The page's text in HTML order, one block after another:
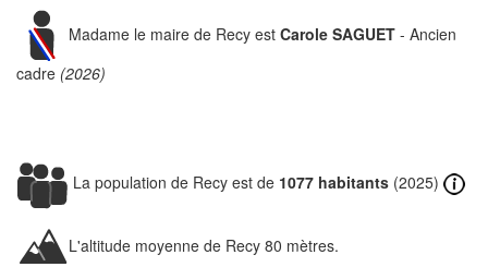
Madame le maire de Recy est Carole SAGUET - Ancien
cadre (2026)
La population de Recy est de 1077 habitants (2025)
L'altitude moyenne de Recy 80 mètres.